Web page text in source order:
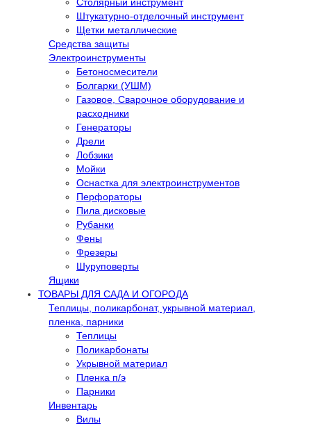
Штукатурно-отделочный инструмент
Щетки металлические
Средства защиты
Электроинструменты
Бетоносмесители
Болгарки (УШМ)
Газовое, Сварочное оборудование и
расходники
Генераторы
Дрели
Лобзики
Мойки
Оснастка для электроинструментов
Перфораторы
Пила дисковые
Рубанки
Фены
Фрезеры
Шуруповерты
Ящики
ТОВАРЫ ДЛЯ САДА И ОГОРОДА
Теплицы, поликарбонат, укрывной материал,
пленка, парники
Теплицы
Поликарбонаты
Укрывной материал
Пленка п/э
Парники
Инвентарь
Вилы